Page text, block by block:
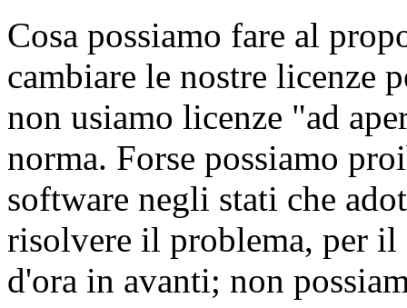
Cosa possiamo fare al
cambiare le nostre licenze
non usiamo licenze "ad
norma. Forse possiamo
software negli stati che
risolvere il problema, per il
d'ora in avanti; non